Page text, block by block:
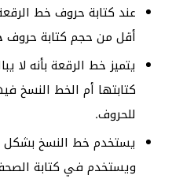
عند كتابة حروف خط
أقل من حجم كتابة حروف
يتميز خط الرقعة بأنه لا
كتابتها أم الخط النسخ
للحروف.
يستخدم خط النسخ بشكل
ويستخدم في كتابة الصحف